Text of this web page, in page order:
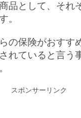
品として、それ
。
の保険がおすす
れていると言う
スポンサーリンク